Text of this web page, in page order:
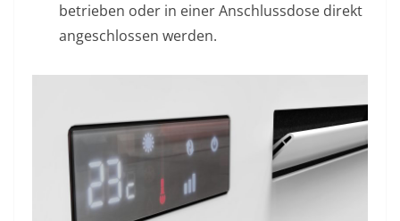
betrieben oder in einer Anschlussdose direkt
angeschlossen werden.